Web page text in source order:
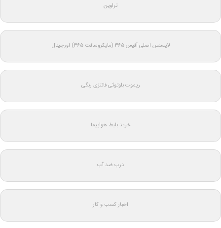
تراوین
لایسنس اصلی آفیس ۳۶۵ (مایکروسافت ۳۶۵) اورجینال
ریموت بلوتوثی فانتزی رنگی
خرید بلیط هواپیما
درب ضد آب
اخبار کسب و کار